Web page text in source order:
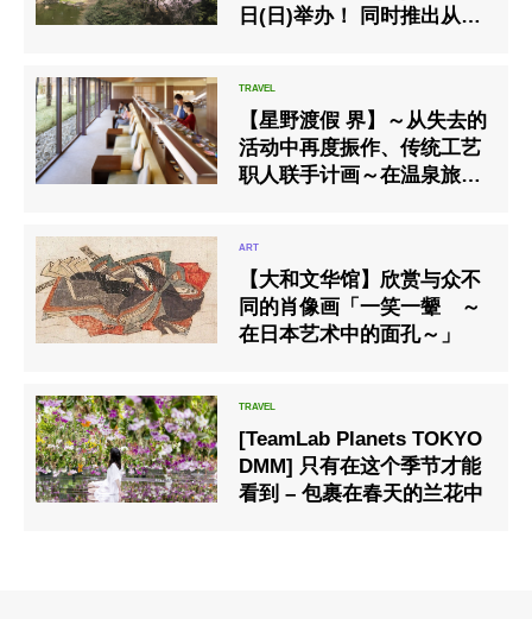
日(日)举办！ 同时推出从手
【星野渡假 界】～从失去的
活动中再度振作、传统工艺
职人联手计画～在温泉旅馆
30日/对象设施:界 鬼怒川､
界 日光､界 川治(枥木县
【大和文华馆】欣赏与众不
同的肖像画「一笑一颦 ～
在日本艺术中的面孔～」
[TeamLab Planets TOKYO
DMM] 只有在这个季节才能
看到 – 包裹在春天的兰花中